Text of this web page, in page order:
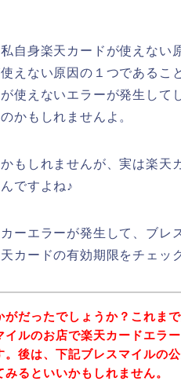
自身楽天カードが使えない
えない原因の１つであるこ
使えないエラーが発生して
かもしれませんよ。
もしれませんが、実は楽天
ですよね♪
ーエラーが発生して、ブレ
カードの有効期限をチェッ
がだったでしょうか？これま
イルのお店で楽天カードエラ
。後は、下記ブレスマイルの
みるといいかもしれません。